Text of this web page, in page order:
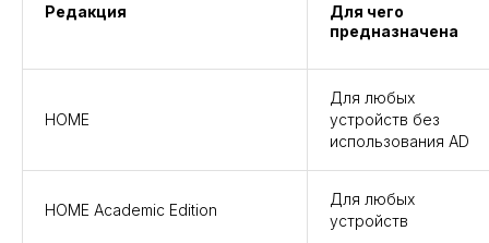
Редакция
Для чего
предназначена
HOME
Для любых
устройств без
использования AD
HOME Academic Edition
Для любых
устройств